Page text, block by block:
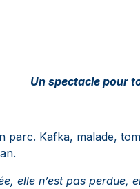
Un spectacle pour
parc. Kafka, malade,
elle n’est pas perdue,